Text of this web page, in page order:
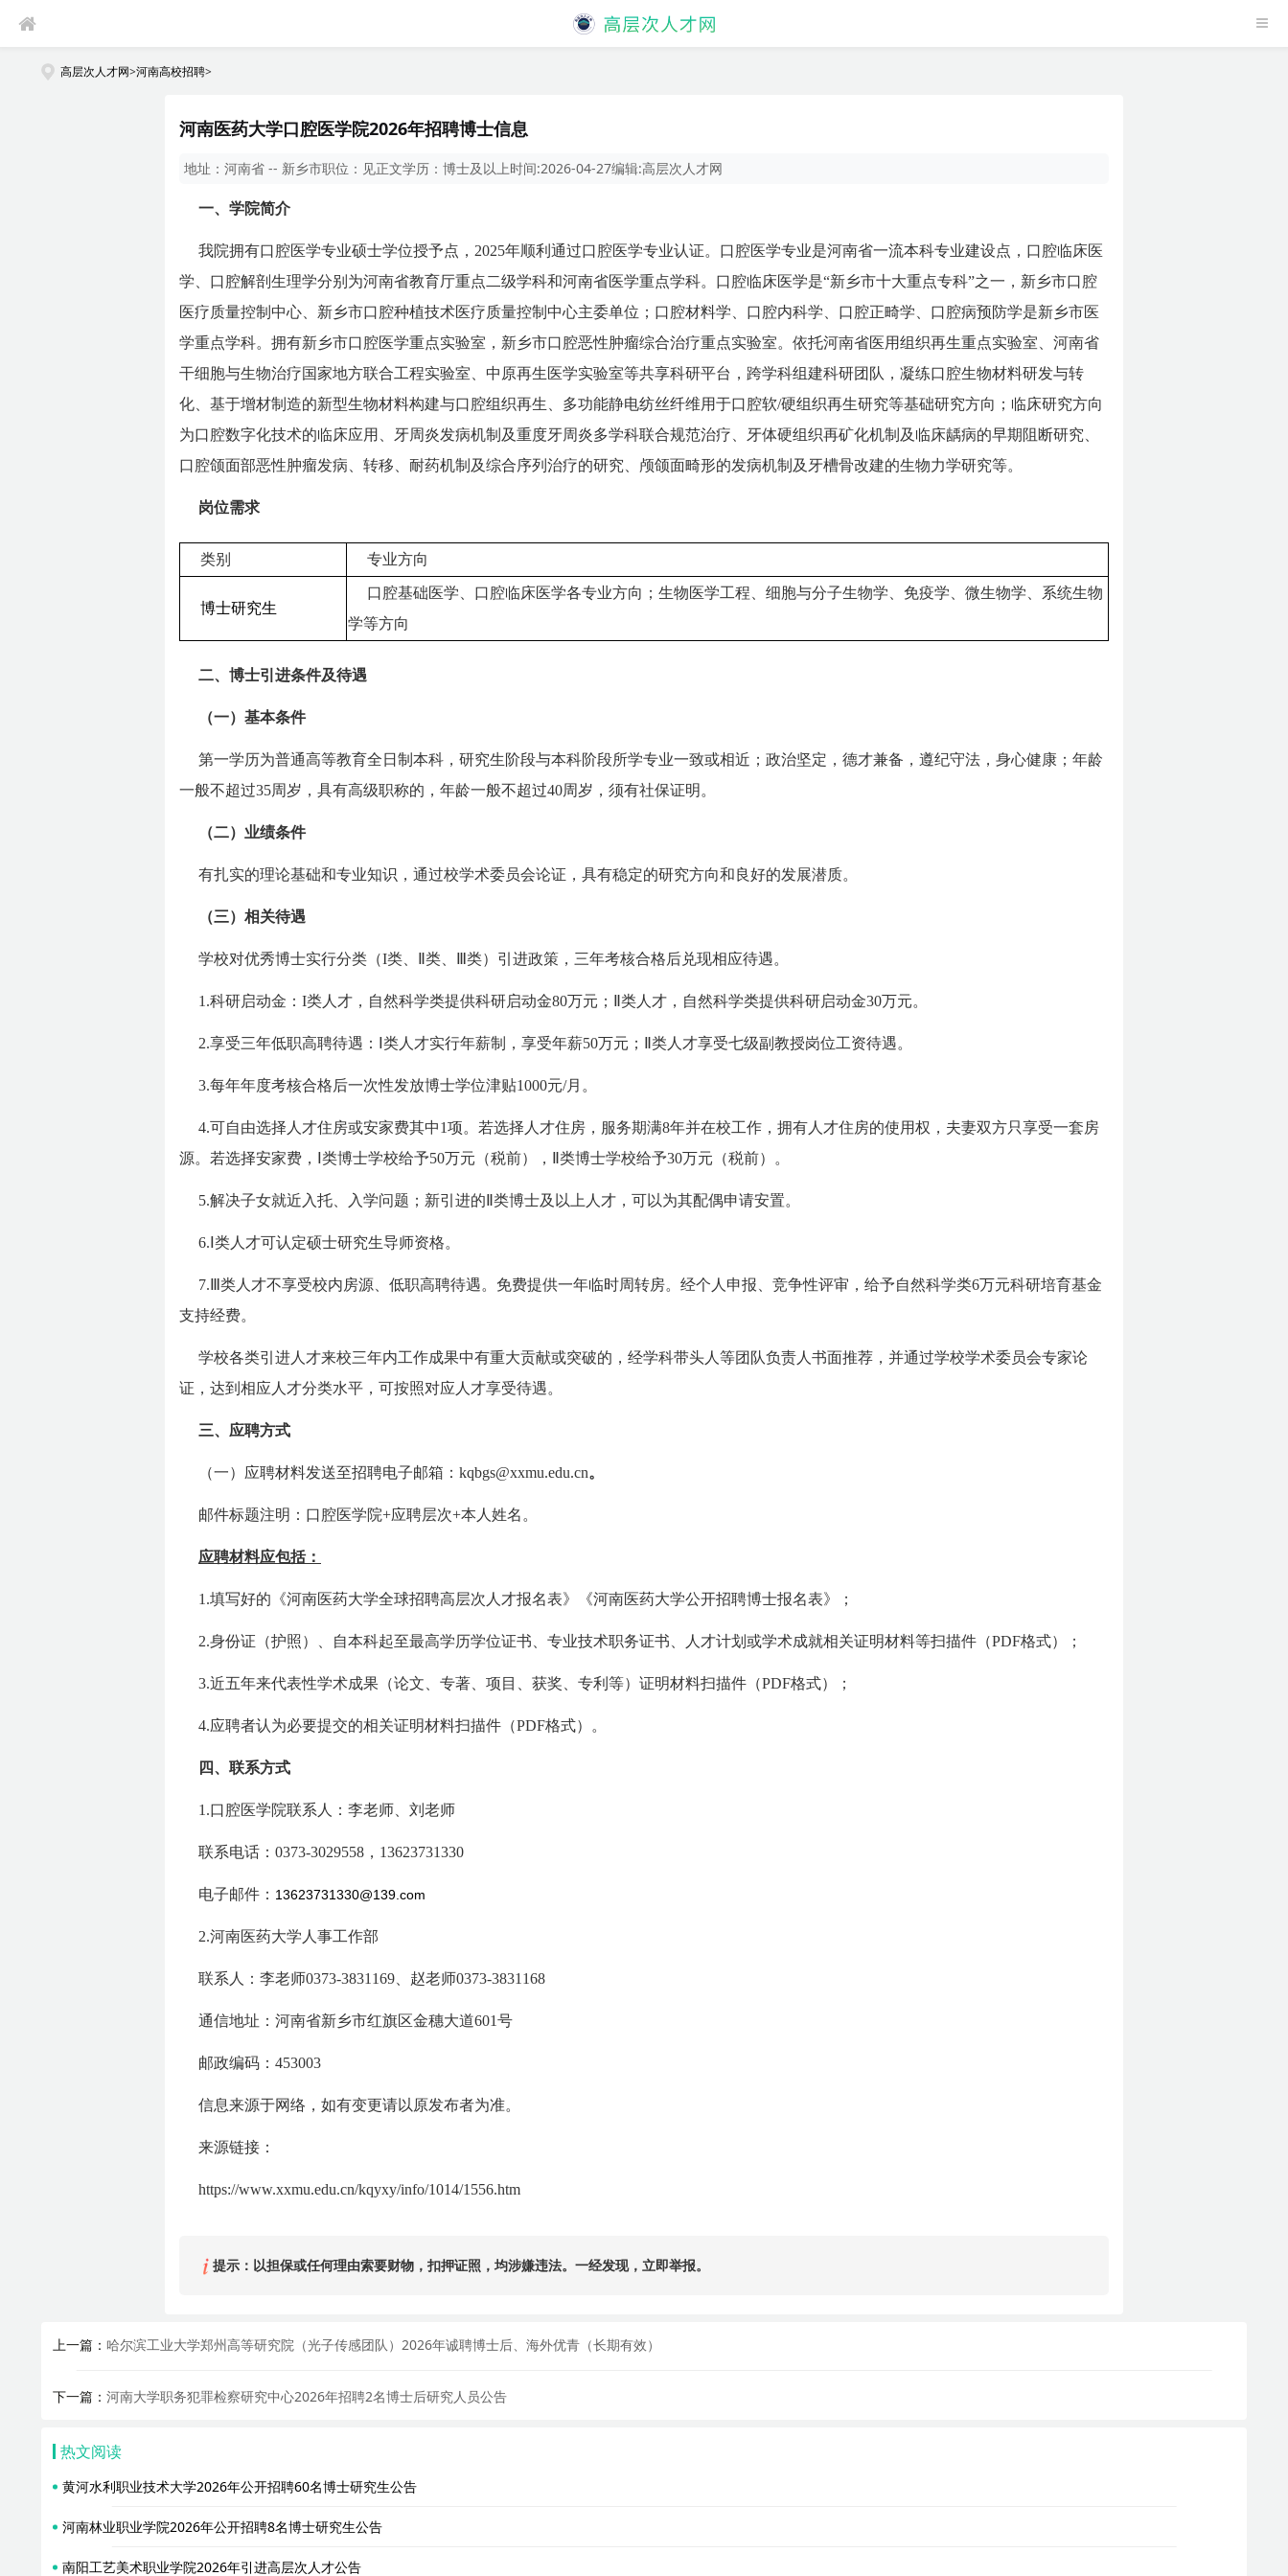
高层次人才网>河南高校招聘>
河南医药大学口腔医学院2026年招聘博士信息
地址： 河南省 -- 新乡市职位： 见正文学历： 博士及以上时间:2026-04-27编辑:高层次人才网
一、学院简介
我院拥有口腔医学专业硕士学位授予点，2025年顺利通过口腔医学专业认证。口腔医学专业是河南省一流本科专业建设点，口腔临床医
学、口腔解剖生理学分别为河南省教育厅重点二级学科和河南省医学重点学科。口腔临床医学是“新乡市十大重点专科”之一，新乡市口腔
医疗质量控制中心、新乡市口腔种植技术医疗质量控制中心主委单位；口腔材料学、口腔内科学、口腔正畸学、口腔病预防学是新乡市医
学重点学科。拥有新乡市口腔医学重点实验室，新乡市口腔恶性肿瘤综合治疗重点实验室。依托河南省医用组织再生重点实验室、河南省
干细胞与生物治疗国家地方联合工程实验室、中原再生医学实验室等共享科研平台，跨学科组建科研团队，凝练口腔生物材料研发与转
化、基于增材制造的新型生物材料构建与口腔组织再生、多功能静电纺丝纤维用于口腔软/硬组织再生研究等基础研究方向；临床研究方向
为口腔数字化技术的临床应用、牙周炎发病机制及重度牙周炎多学科联合规范治疗、牙体硬组织再矿化机制及临床龋病的早期阻断研究、
口腔颌面部恶性肿瘤发病、转移、耐药机制及综合序列治疗的研究、颅颌面畸形的发病机制及牙槽骨改建的生物力学研究等。
岗位需求
类别 专业方向
博士研究生
口腔基础医学、口腔临床医学各专业方向；生物医学工程、细胞与分子生物学、免疫学、微生物学、系统生物
学等方向
二、博士引进条件及待遇
（一）基本条件
第一学历为普通高等教育全日制本科，研究生阶段与本科阶段所学专业一致或相近；政治坚定，德才兼备，遵纪守法，身心健康；年龄
一般不超过35周岁，具有高级职称的，年龄一般不超过40周岁，须有社保证明。
（二）业绩条件
有扎实的理论基础和专业知识，通过校学术委员会论证，具有稳定的研究方向和良好的发展潜质。
（三）相关待遇
学校对优秀博士实行分类（I类、Ⅱ类、Ⅲ类）引进政策，三年考核合格后兑现相应待遇。
1.科研启动金：I类人才，自然科学类提供科研启动金80万元；Ⅱ类人才，自然科学类提供科研启动金30万元。
2.享受三年低职高聘待遇：Ⅰ类人才实行年薪制，享受年薪50万元；Ⅱ类人才享受七级副教授岗位工资待遇。
3.每年年度考核合格后一次性发放博士学位津贴1000元/月。
4.可自由选择人才住房或安家费其中1项。若选择人才住房，服务期满8年并在校工作，拥有人才住房的使用权，夫妻双方只享受一套房
源。若选择安家费，Ⅰ类博士学校给予50万元（税前），Ⅱ类博士学校给予30万元（税前）。
5.解决子女就近入托、入学问题；新引进的Ⅱ类博士及以上人才，可以为其配偶申请安置。
6.Ⅰ类人才可认定硕士研究生导师资格。
7.Ⅲ类人才不享受校内房源、低职高聘待遇。免费提供一年临时周转房。经个人申报、竞争性评审，给予自然科学类6万元科研培育基金
支持经费。
学校各类引进人才来校三年内工作成果中有重大贡献或突破的，经学科带头人等团队负责人书面推荐，并通过学校学术委员会专家论
证，达到相应人才分类水平，可按照对应人才享受待遇。
三、应聘方式
（一）应聘材料发送至招聘电子邮箱：kqbgs@xxmu.edu.cn。
邮件标题注明：口腔医学院+应聘层次+本人姓名。
应聘材料应包括：
1.填写好的《河南医药大学全球招聘高层次人才报名表》《河南医药大学公开招聘博士报名表》；
2.身份证（护照）、自本科起至最高学历学位证书、专业技术职务证书、人才计划或学术成就相关证明材料等扫描件（PDF格式）；
3.近五年来代表性学术成果（论文、专著、项目、获奖、专利等）证明材料扫描件（PDF格式）；
4.应聘者认为必要提交的相关证明材料扫描件（PDF格式）。
四、联系方式
1.口腔医学院联系人：李老师、刘老师
联系电话：0373-3029558，13623731330
电子邮件： 13623731330@139.com
2.河南医药大学人事工作部
联系人：李老师0373-3831169、赵老师0373-3831168
通信地址：河南省新乡市红旗区金穗大道601号
邮政编码：453003
信息来源于网络，如有变更请以原发布者为准。
来源链接：
https://www.xxmu.edu.cn/kqyxy/info/1014/1556.htm
提示：以担保或任何理由索要财物，扣押证照，均涉嫌违法。一经发现，立即举报。
上一篇：哈尔滨工业大学郑州高等研究院（光子传感团队）2026年诚聘博士后、海外优青（长期有效）
下一篇：河南大学职务犯罪检察研究中心2026年招聘2名博士后研究人员公告
热文阅读
黄河水利职业技术大学2026年公开招聘60名博士研究生公告
河南林业职业学院2026年公开招聘8名博士研究生公告
南阳工艺美术职业学院2026年引进高层次人才公告